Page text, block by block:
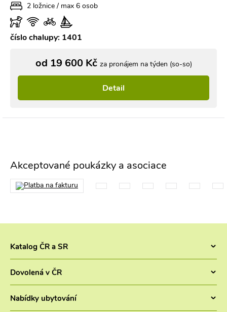
2 ložnice / max 6 osob
číslo chalupy: 1401
od 19 600 Kč za pronájem na týden (so-so)
Detail
Akceptované poukázky a asociace
Katalog ČR a SR
Chaty Šumava
Dovolená v ČR
Nabídky ubytování